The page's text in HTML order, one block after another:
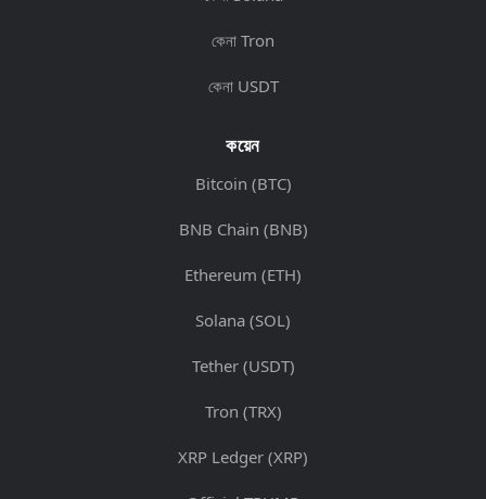
কেনা Tron
কেনা USDT
কয়েন
Bitcoin (BTC)
BNB Chain (BNB)
Ethereum (ETH)
Solana (SOL)
Tether (USDT)
Tron (TRX)
XRP Ledger (XRP)